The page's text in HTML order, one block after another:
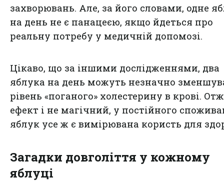
захворювань. Але, за його словами, одне
на день не є панацеєю, якщо йдеться про
реальну потребу у медичній допомозі.
Цікаво, що за іншими дослідженнями, два
яблука на день можуть незначно
рівень «поганого» холестерину в крові.
ефект і не магічний, у постійного
яблук усе ж є вимірювана користь для
Загадки довголіття у кожному
яблуці